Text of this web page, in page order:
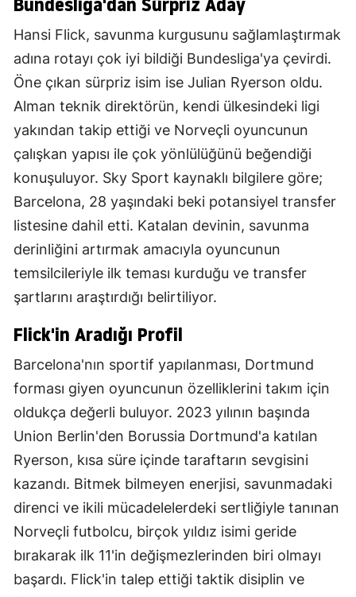
Hansi Flick, savunma kurgusunu sağlamlaştırmak
adına rotayı çok iyi bildiği Bundesliga'ya çevirdi.
Öne çıkan sürpriz isim ise Julian Ryerson oldu.
Alman teknik direktörün, kendi ülkesindeki ligi
yakından takip ettiği ve Norveçli oyuncunun
çalışkan yapısı ile çok yönlülüğünü beğendiği
konuşuluyor. Sky Sport kaynaklı bilgilere göre;
Barcelona, 28 yaşındaki beki potansiyel transfer
listesine dahil etti. Katalan devinin, savunma
derinliğini artırmak amacıyla oyuncunun
temsilcileriyle ilk teması kurduğu ve transfer
şartlarını araştırdığı belirtiliyor.
Flick'in Aradığı Profil
Barcelona'nın sportif yapılanması, Dortmund
forması giyen oyuncunun özelliklerini takım için
oldukça değerli buluyor. 2023 yılının başında
Union Berlin'den Borussia Dortmund'a katılan
Ryerson, kısa süre içinde taraftarın sevgisini
kazandı. Bitmek bilmeyen enerjisi, savunmadaki
direnci ve ikili mücadelelerdeki sertliğiyle tanınan
Norveçli futbolcu, birçok yıldız isimi geride
bırakarak ilk 11'in değişmezlerinden biri olmayı
başardı. Flick'in talep ettiği taktik disiplin ve